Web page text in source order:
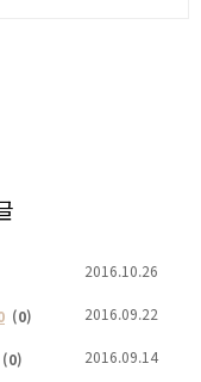
2016.10.26
(0) 2016.09.22
(0) 2016.09.14